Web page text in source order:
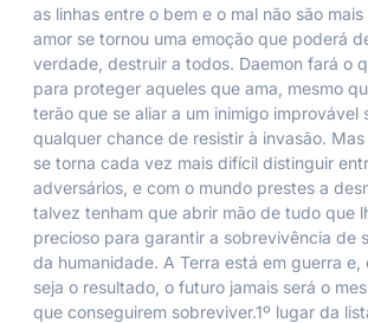
as linhas entre o bem e o mal não são
amor se tornou uma emoção que poderá
verdade, destruir a todos. Daemon fará o
para proteger aqueles que ama, mesmo
terão que se aliar a um inimigo improvável
qualquer chance de resistir à invasão.
se torna cada vez mais difícil distinguir
adversários, e com o mundo prestes a
talvez tenham que abrir mão de tudo que
precioso para garantir a sobrevivência de
da humanidade. A Terra está em guerra e,
seja o resultado, o futuro jamais será o
que conseguirem sobreviver.1º lugar da